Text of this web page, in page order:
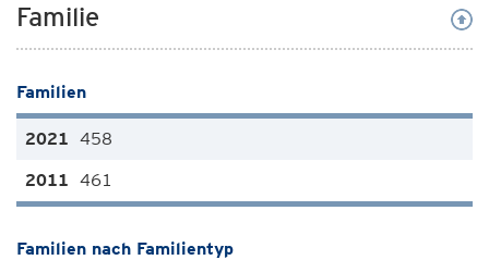
Familie
Familien
458
461
Familien nach Familientyp